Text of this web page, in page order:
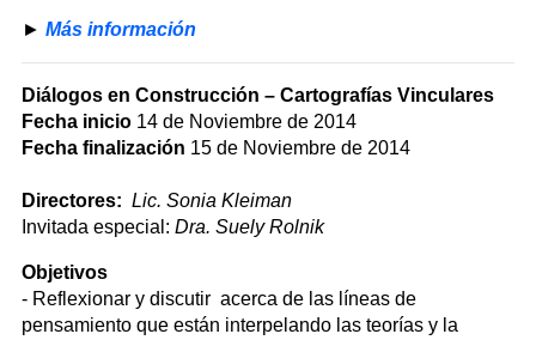
► Más información
Diálogos en Construcción – Cartografías Vinculares
Fecha inicio 14 de Noviembre de 2014
Fecha finalización 15 de Noviembre de 2014
Directores: Lic. Sonia Kleiman
Invitada especial: Dra. Suely Rolnik
Objetivos
- Reflexionar y discutir acerca de las líneas de
pensamiento que están interpelando las teorías y la